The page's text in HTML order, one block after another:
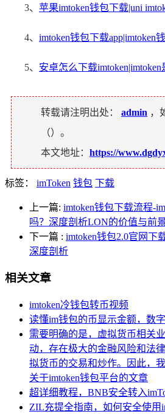
3、 苹果imtoken钱包下载|uni
4、 imtoken钱包下载app|imtoken
5、 安卓怎么下载imtoken|imtoken
转载请注明出处： admin ，
（）。
本文地址： https://
标签： imToken 钱包 下载
上一篇: imtoken钱包下载流程-
吗？深度剖析LON的价值与前
下一篇 : imtoken钱包2.0官网下
深度剖析
相关文章
imtoken冷钱包转币视频
读懂im钱包的币显示金额，数
需要明确的是，虚拟货币相关
动，存在极大的金融风险和法
拟货币的交易和炒作。因此，
关于imtoken钱包平台的文章
超详细教程，BNB安全转入
ZIL充提全指南，如何安全使用